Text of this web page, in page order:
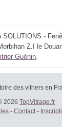
SOLUTIONS -
Z.I le
Guénin.
des vitriers en
2026 TopVitrage.fr
- Contact-